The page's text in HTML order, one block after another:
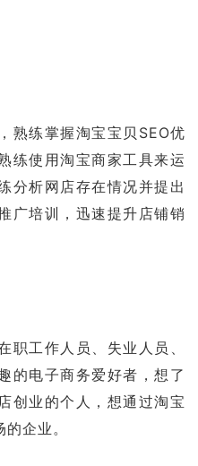
熟练掌握淘宝宝贝SEO优
练使用淘宝商家工具来运
分析网店存在情况并提出
广培训，迅速提升店铺销
职工作人员、失业人员、
的电子商务爱好者，想了
创业的个人，想通过淘宝
企业。